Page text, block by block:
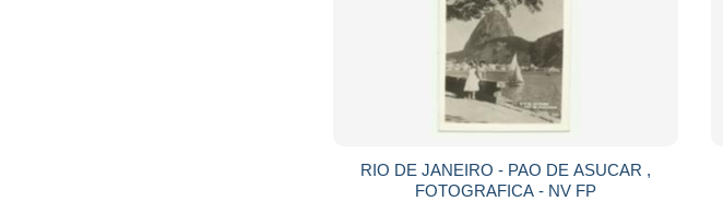
RIO DE JANEIRO - PAO DE ASUCAR ,
FOTOGRAFICA - NV FP